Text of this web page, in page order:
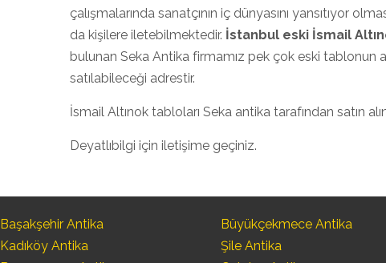
çalışmalarında sanatçının iç dünyasını yansıtıyor
da kişilere iletebilmektedir. İstanbul eski İsmail
bulunan Seka Antika firmamız pek çok eski tablonun
satılabileceği adrestir.
İsmail Altınok tabloları Seka antika tarafından satın
Deyatlıbilgi için iletişime geçiniz.
Başakşehir Antika
Kadıköy Antika
Büyükçekmece Antika
Şile Antika